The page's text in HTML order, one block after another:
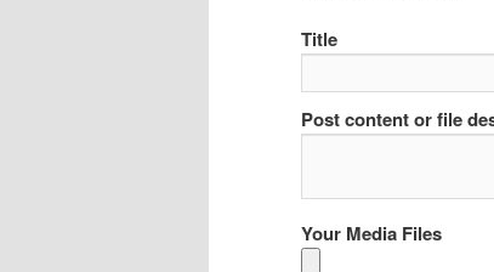
Title
Post content or file
Your Media Files